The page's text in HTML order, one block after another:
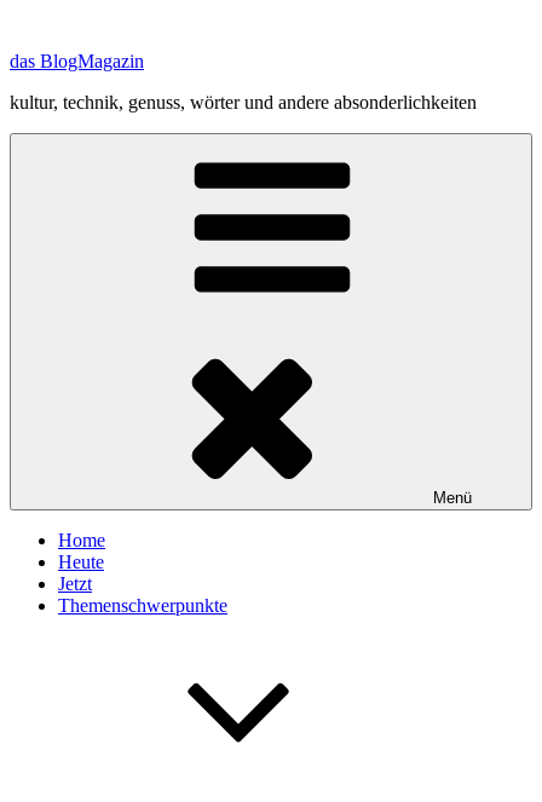
springen
das BlogMagazin
kultur, technik, genuss, wörter und andere absonderlichkeiten
Menü
Home
Heute
Jetzt
Themenschwerpunkte